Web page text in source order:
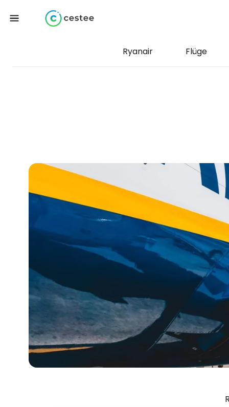
Ryanair Flüge